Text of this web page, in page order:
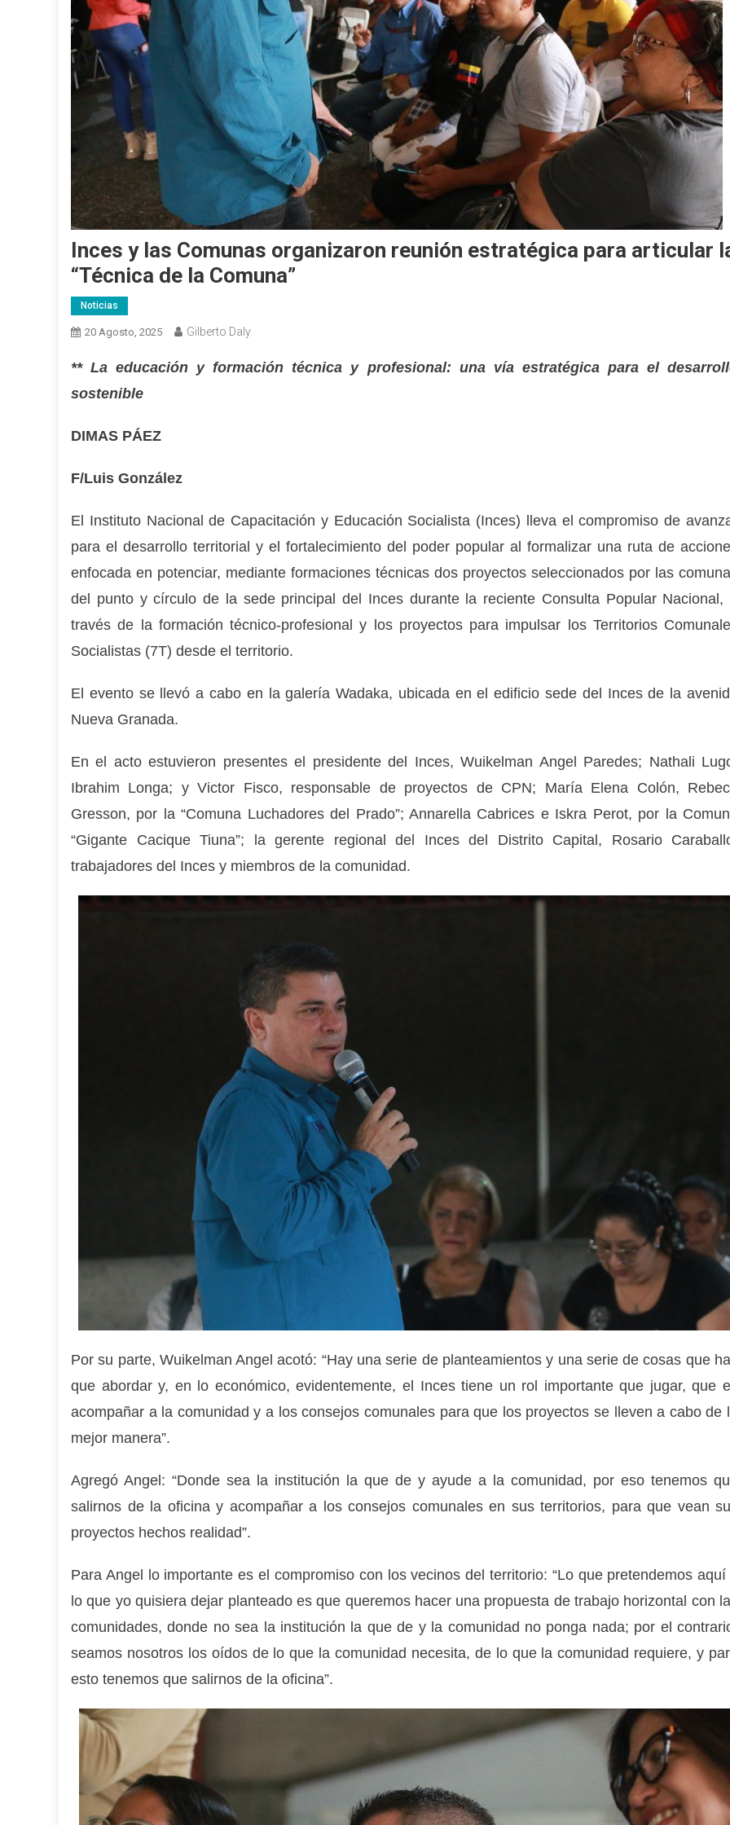
Inces y las Comunas organizaron reunión estratégica para articular
“Técnica de la Comuna”
Noticias
20 Agosto, 2025 Gilberto Daly
** La educación y formación técnica y profesional: una vía estratégica para el
sostenible
DIMAS PÁEZ
F/Luis González
El Instituto Nacional de Capacitación y Educación Socialista (Inces) lleva el compromiso de
para el desarrollo territorial y el fortalecimiento del poder popular al formalizar una ruta de
enfocada en potenciar, mediante formaciones técnicas dos proyectos seleccionados por las
del punto y círculo de la sede principal del Inces durante la reciente Consulta Popular Nacional,
través de la formación técnico-profesional y los proyectos para impulsar los Territorios
Socialistas (7T) desde el territorio.
El evento se llevó a cabo en la galería Wadaka, ubicada en el edificio sede del Inces de la
Nueva Granada.
En el acto estuvieron presentes el presidente del Inces, Wuikelman Angel Paredes; Nathali
Ibrahim Longa; y Victor Fisco, responsable de proyectos de CPN; María Elena Colón,
Gresson, por la “Comuna Luchadores del Prado”; Annarella Cabrices e Iskra Perot, por la
“Gigante Cacique Tiuna”; la gerente regional del Inces del Distrito Capital, Rosario
trabajadores del Inces y miembros de la comunidad.
Por su parte, Wuikelman Angel acotó: “Hay una serie de planteamientos y una serie de cosas que
que abordar y, en lo económico, evidentemente, el Inces tiene un rol importante que jugar, que
acompañar a la comunidad y a los consejos comunales para que los proyectos se lleven a cabo de
mejor manera”.
Agregó Angel: “Donde sea la institución la que de y ayude a la comunidad, por eso tenemos
salirnos de la oficina y acompañar a los consejos comunales en sus territorios, para que vean
proyectos hechos realidad”.
Para Angel lo importante es el compromiso con los vecinos del territorio: “Lo que pretendemos aquí
lo que yo quisiera dejar planteado es que queremos hacer una propuesta de trabajo horizontal con
comunidades, donde no sea la institución la que de y la comunidad no ponga nada; por el
seamos nosotros los oídos de lo que la comunidad necesita, de lo que la comunidad requiere, y
esto tenemos que salirnos de la oficina”.